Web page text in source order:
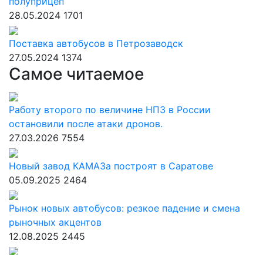
28.05.2024 1701
Поставка автобусов в Петрозаводск
27.05.2024 1374
Самое читаемое
Работу второго по величине НПЗ в России
остановили после атаки дронов.
27.03.2026 7554
Новый завод КАМАЗа построят в Саратове
05.09.2025 2464
Рынок новых автобусов: резкое падение и смена
рыночных акцентов
12.08.2025 2445